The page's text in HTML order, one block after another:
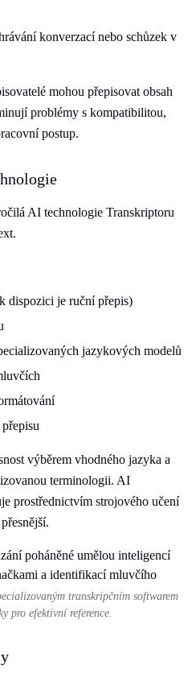
konverzací nebo schůzek v
mohou přepisovat obsah
problémy s kompatibilitou,
postup.
AI technologie Transkriptoru
dispozici je ruční přepis)
jazykových modelů
výběrem vhodného jazyka a
terminologii. AI
prostřednictvím strojového učení
transkripčním softwarem
pro efektivní reference.